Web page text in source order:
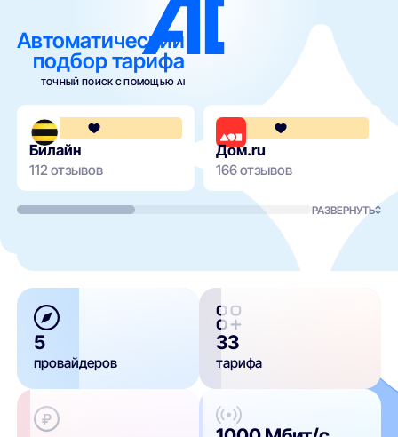
Автоматический
подбор тарифа
ТОЧНЫЙ ПОИСК С ПОМОЩЬЮ AI
3.6
Билайн
112 отзывов
Дом.ru
166 отзывов
РАЗВЕРНУТЬ
5
провайдеров
33
тарифа